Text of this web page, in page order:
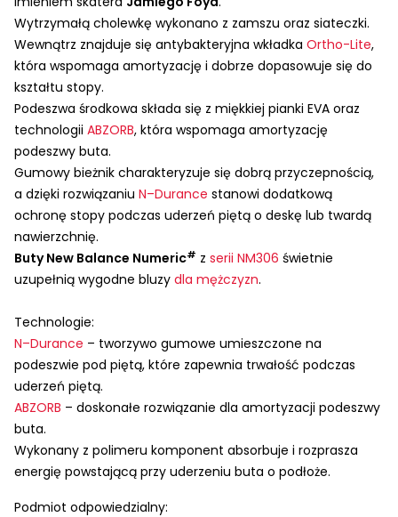
Wytrzymałą cholewkę wykonano z zamszu oraz siateczki.
Wewnątrz znajduje się antybakteryjna wkładka Ortho-Lite,
która wspomaga amortyzację i dobrze dopasowuje się do
kształtu stopy.
Podeszwa środkowa składa się z miękkiej pianki EVA oraz
technologii ABZORB, która wspomaga amortyzację
podeszwy buta.
Gumowy bieżnik charakteryzuje się dobrą przyczepnością,
a dzięki rozwiązaniu N–Durance stanowi dodatkową
ochronę stopy podczas uderzeń piętą o deskę lub twardą
nawierzchnię.
Buty New Balance Numeric# z serii NM306 świetnie
uzupełnią wygodne bluzy dla mężczyzn.
Technologie:
N–Durance – tworzywo gumowe umieszczone na
podeszwie pod piętą, które zapewnia trwałość podczas
uderzeń piętą.
ABZORB – doskonałe rozwiązanie dla amortyzacji podeszwy
buta.
Wykonany z polimeru komponent absorbuje i rozprasza
energię powstającą przy uderzeniu buta o podłoże.
Podmiot odpowiedzialny: